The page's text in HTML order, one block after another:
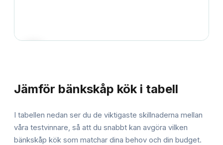
Jämför bänkskåp kök i tabell
I tabellen nedan ser du de viktigaste skillnaderna mellan
våra testvinnare, så att du snabbt kan avgöra vilken
bänkskåp kök som matchar dina behov och din budget.